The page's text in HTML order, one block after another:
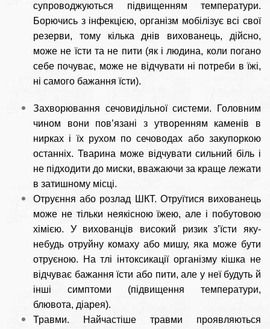
супроводжуються підвищенням температури.
Борючись з інфекцією, організм мобілізує всі свої
резерви, тому кілька днів вихованець, дійсно,
може не їсти та не пити (як і людина, коли погано
себе почуває, може не відчувати ні потреби в їжі,
ні самого бажання їсти).
Захворювання сечовидільної системи. Головним
чином вони пов’язані з утворенням каменів в
нирках і їх рухом по сечоводах або закупоркою
останніх. Тварина може відчувати сильний біль і
не підходити до миски, вважаючи за краще лежати
в затишному місці.
Отруєння або розлад ШКТ. Отруїтися вихованець
може не тільки неякісною їжею, але і побутовою
хімією. У вихованців високий ризик з’їсти яку-
небудь отруйну комаху або мишу, яка може бути
отруєною. На тлі інтоксикації організму кішка не
відчуває бажання їсти або пити, але у неї будуть й
інші симптоми (підвищення температури,
блювота, діарея).
Травми. Найчастіше травми проявляються